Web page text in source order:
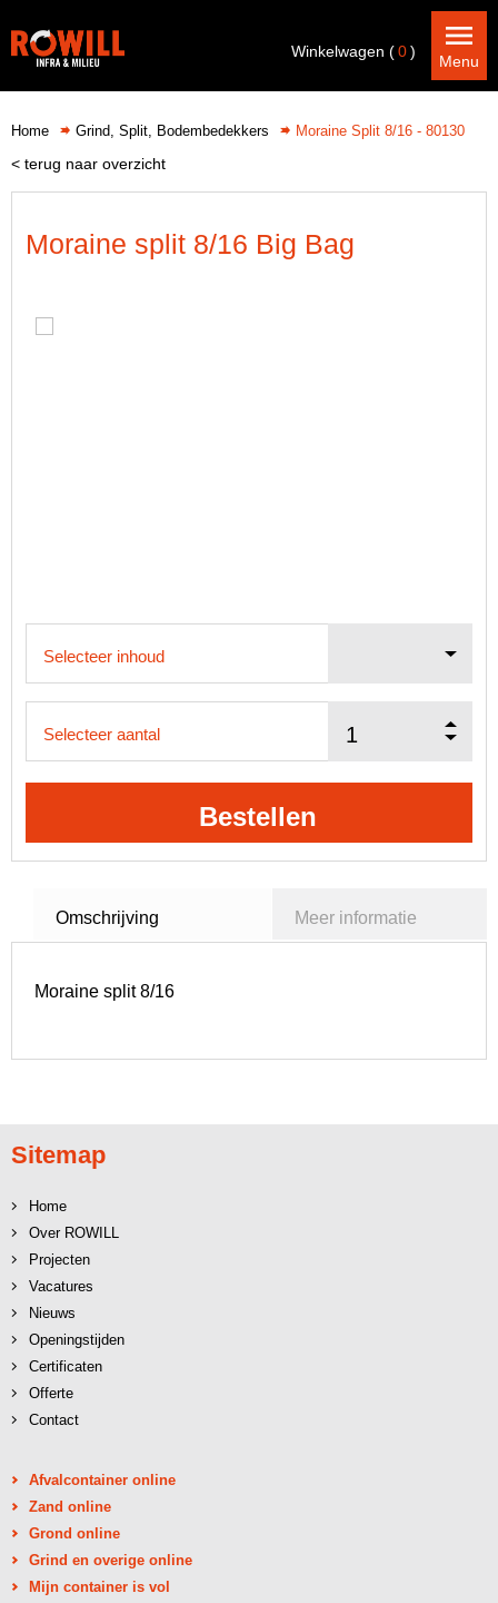
Winkelwagen (0)
Menu
Home Grind, Split, Bodembedekkers Moraine Split 8/16 - 80130
< terug naar overzicht
Moraine split 8/16 Big Bag
Selecteer inhoud
Selecteer aantal
Bestellen
Omschrijving Meer informatie
Moraine split 8/16
Sitemap
Home
Over ROWILL
Projecten
Vacatures
Nieuws
Openingstijden
Certificaten
Offerte
Contact
Afvalcontainer online
Zand online
Grond online
Grind en overige online
Mijn container is vol